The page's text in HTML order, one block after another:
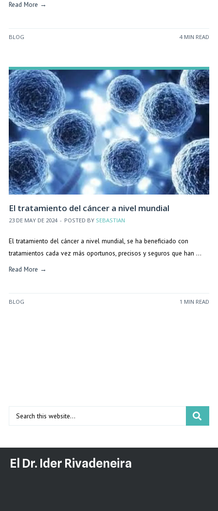
Read More →
BLOG 4 MIN READ
El tratamiento del cáncer a nivel mundial
23 DE MAY DE 2024 - POSTED BY SEBASTIAN
El tratamiento del cáncer a nivel mundial, se ha beneficiado con
tratamientos cada vez más oportunos, precisos y seguros que han …
Read More →
BLOG 1 MIN READ
El Dr. Ider Rivadeneira